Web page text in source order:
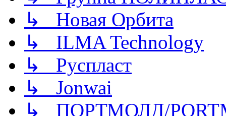
↳ Новая Орбита
↳ ILMA Technology
↳ Руспласт
↳ Jonwai
↳ ПОРТМОЛД/